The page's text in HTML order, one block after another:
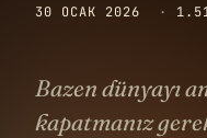
30 OCAK 2026 ·
Bazen dünyayı
kapatmanız